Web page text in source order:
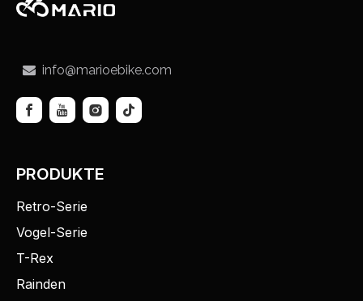
 info@marioebike.com
PRODUKTE
Retro-Serie
Vogel-Serie
T-Rex
Rainden